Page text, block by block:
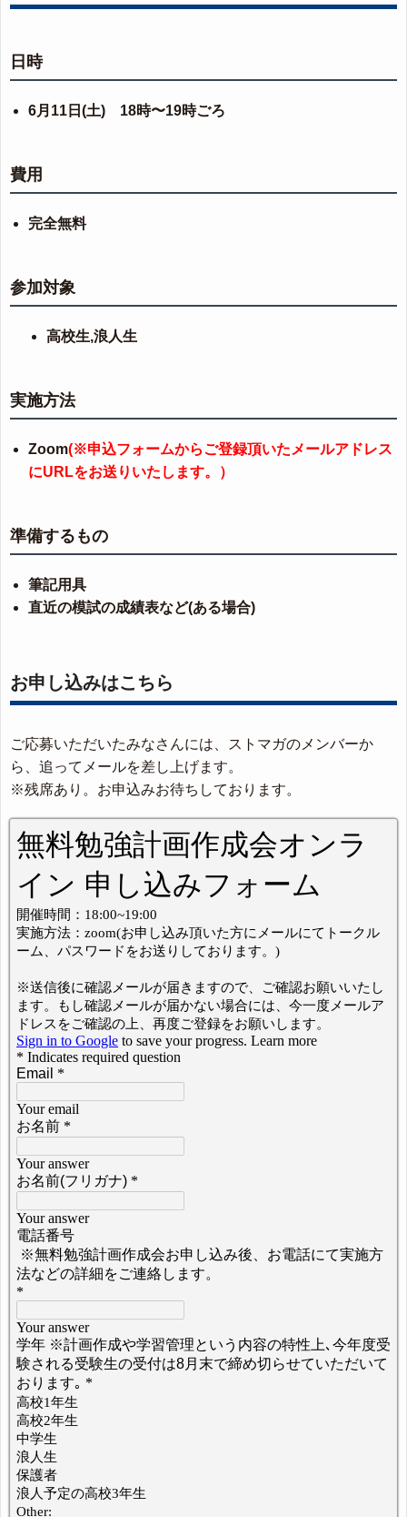
日時
6月11日(土) 18時〜19時ごろ
費用
完全無料
参加対象
高校生,浪人生
実施方法
Zoom(※申込フォームからご登録頂いたメールアドレス
にURLをお送りいたします。）
準備するもの
筆記用具
直近の模試の成績表など(ある場合)
お申し込みはこちら
ご応募いただいたみなさんには、ストマガのメンバーか
ら、追ってメールを差し上げます。
※残席あり。お申込みお待ちしております。